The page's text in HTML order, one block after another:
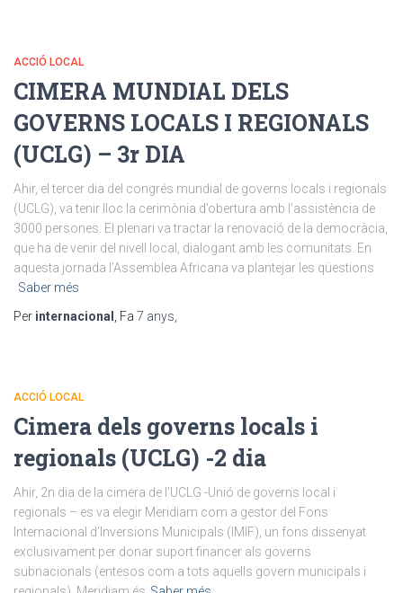
ACCIÓ LOCAL
CIMERA MUNDIAL DELS
GOVERNS LOCALS I REGIONALS
(UCLG) – 3r DIA
Ahir, el tercer dia del congrés mundial de governs locals i regionals
(UCLG), va tenir lloc la cerimònia d’obertura amb l’assistència de
3000 persones. El plenari va tractar la renovació de la democràcia,
que ha de venir del nivell local, dialogant amb les comunitats. En
aquesta jornada l’Assemblea Africana va plantejar les qüestions
Saber més
Per internacional , Fa 7 anys
ACCIÓ LOCAL
Cimera dels governs locals i
regionals (UCLG) -2 dia
Ahir, 2n dia de la cimera de l’UCLG -Unió de governs local i
regionals – es va elegir Meridiam com a gestor del Fons
Internacional d’Inversions Municipals (IMIF), un fons dissenyat
exclusivament per donar suport financer als governs
subnacionals (entesos com a tots aquells govern municipals i